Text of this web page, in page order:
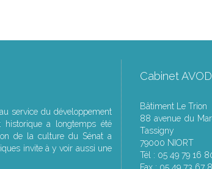
service du développement
historique a longtemps été
de la culture du Sénat a
invite à y voir aussi une
Cabinet
Bâtiment Le Trion
88 avenue du
Tassigny
79000 NIORT
Tél : 05 49 79 16